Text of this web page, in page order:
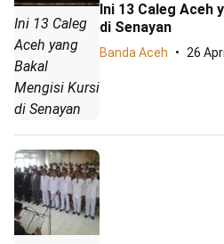
Ini 13 Caleg
Aceh yang
Bakal
Mengisi Kursi
di Senayan
Ini 13 Caleg Aceh
di Senayan
Banda Aceh 26